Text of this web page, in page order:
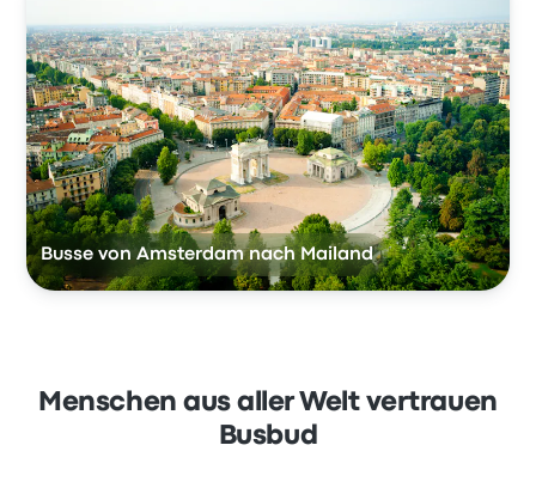
Busse von Amsterdam nach Mailand
Menschen aus aller Welt vertrauen
Busbud